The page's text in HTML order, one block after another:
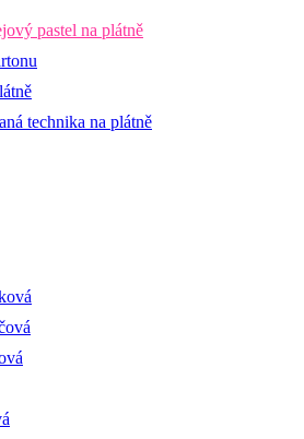
pastel na plátně
technika na plátně